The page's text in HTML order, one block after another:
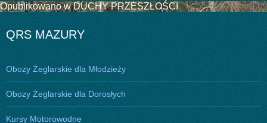
Nawigacja
Opublikowano wDUCHY PRZESZŁOŚCI
QRS MAZURY
Obozy Żeglarskie dla Młodzieży
Obozy Żeglarskie dla Dorosłych
Kursy Motorowodne